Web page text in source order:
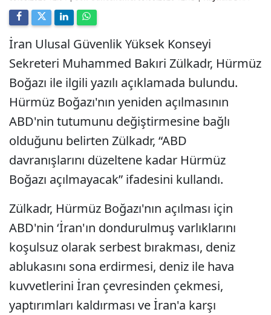
İran Ulusal Güvenlik Yüksek Konseyi
Sekreteri Muhammed Bakıri Zülkadr, Hürmüz
Boğazı ile ilgili yazılı açıklamada bulundu.
Hürmüz Boğazı'nın yeniden açılmasının
ABD'nin tutumunu değiştirmesine bağlı
olduğunu belirten Zülkadr, “ABD
davranışlarını düzeltene kadar Hürmüz
Boğazı açılmayacak” ifadesini kullandı.
Zülkadr, Hürmüz Boğazı'nın açılması için
ABD'nin ‘İran'ın dondurulmuş varlıklarını
koşulsuz olarak serbest bırakması, deniz
ablukasını sona erdirmesi, deniz ile hava
kuvvetlerini İran çevresinden çekmesi,
yaptırımları kaldırması ve İran'a karşı